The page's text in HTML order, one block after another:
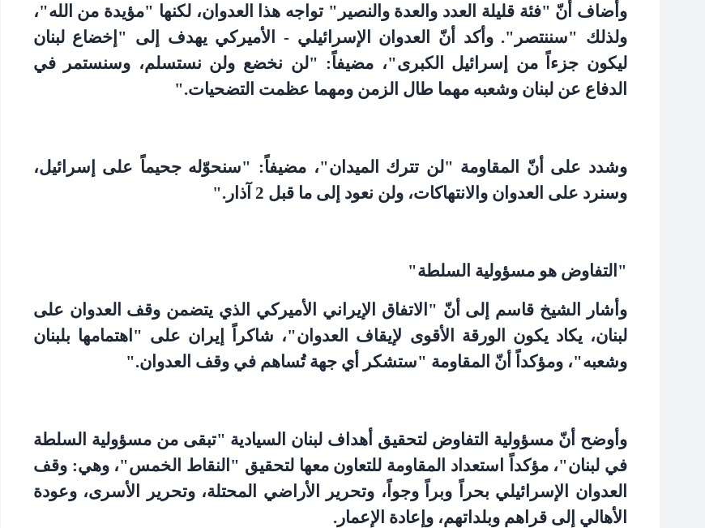
وأضاف أنّ "فئة قليلة العدد والعدة والنصير" تواجه هذا العدوان، لكنها "مؤيدة من الله"،
ولذلك "سننتصر". وأكد أنّ العدوان الإسرائيلي - الأميركي يهدف إلى "إخضاع لبنان
ليكون جزءاً من إسرائيل الكبرى"، مضيفاً: "لن نخضع ولن نستسلم، وسنستمر في
الدفاع عن لبنان وشعبه مهما طال الزمن ومهما عظمت التضحيات".
وشدد على أنّ المقاومة "لن تترك الميدان"، مضيفاً: "سنحوّله جحيماً على إسرائيل،
وسنرد على العدوان والانتهاكات، ولن نعود إلى ما قبل 2 آذار
".
" التفاوض هو مسؤولية السلطة"
وأشار الشيخ قاسم إلى أنّ "الاتفاق الإيراني الأميركي الذي يتضمن وقف العدوان على
لبنان، يكاد يكون الورقة الأقوى لإيقاف العدوان"، شاكراً إيران على "اهتمامها بلبنان
وشعبه"، ومؤكداً أنّ المقاومة "ستشكر أي جهة تُساهم في وقف العدوان".
وأوضح أنّ مسؤولية التفاوض لتحقيق أهداف لبنان السيادية "تبقى من مسؤولية السلطة
في لبنان"، مؤكداً استعداد المقاومة للتعاون معها لتحقيق "النقاط الخمس"، وهي: وقف
العدوان الإسرائيلي بحراً وبراً وجواً، وتحرير الأراضي المحتلة، وتحرير الأسرى، وعودة
الأهالي إلى قراهم وبلداتهم، وإعادة الإعمار .